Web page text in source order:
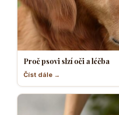
Proč psovi slzí oči a léčba
Číst dále →